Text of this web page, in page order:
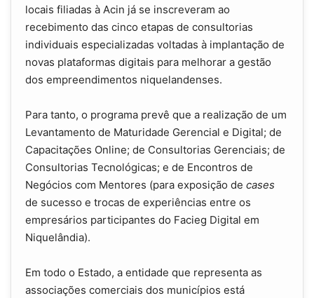
locais filiadas à Acin já se inscreveram ao
recebimento das cinco etapas de consultorias
individuais especializadas voltadas à implantação de
novas plataformas digitais para melhorar a gestão
dos empreendimentos niquelandenses.
Para tanto, o programa prevê que a realização de um
Levantamento de Maturidade Gerencial e Digital; de
Capacitações Online; de Consultorias Gerenciais; de
Consultorias Tecnológicas; e de Encontros de
Negócios com Mentores (para exposição de cases
de sucesso e trocas de experiências entre os
empresários participantes do Facieg Digital em
Niquelândia).
Em todo o Estado, a entidade que representa as
associações comerciais dos municípios está